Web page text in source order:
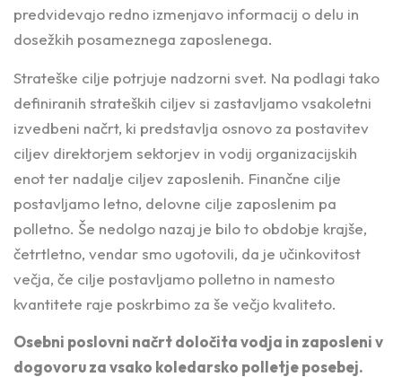
predvidevajo redno izmenjavo informacij o delu in
dosežkih posameznega zaposlenega.
Strateške cilje potrjuje nadzorni svet. Na podlagi tako
definiranih strateških ciljev si zastavljamo vsakoletni
izvedbeni načrt, ki predstavlja osnovo za postavitev
ciljev direktorjem sektorjev in vodij organizacijskih
enot ter nadalje ciljev zaposlenih. Finančne cilje
postavljamo letno, delovne cilje zaposlenim pa
polletno. Še nedolgo nazaj je bilo to obdobje krajše,
četrtletno, vendar smo ugotovili, da je učinkovitost
večja, če cilje postavljamo polletno in namesto
kvantitete raje poskrbimo za še večjo kvaliteto.
Osebni poslovni načrt določita vodja in zaposleni v
dogovoru za vsako koledarsko polletje posebej.